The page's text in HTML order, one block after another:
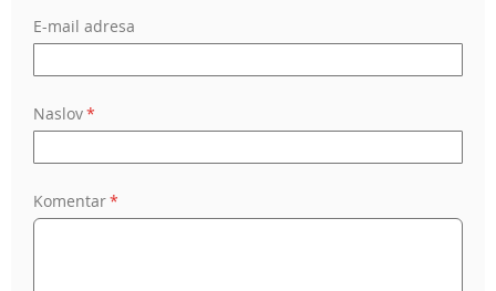
E-mail adresa
Naslov
Komentar